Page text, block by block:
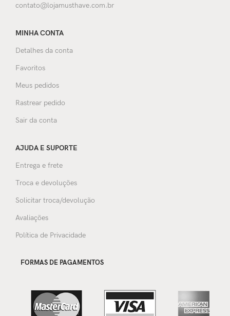
contato@lojamusthave.com.br
MINHA CONTA
Detalhes da conta
Favoritos
Meus pedidos
Rastrear pedido
Sair da conta
AJUDA E SUPORTE
Entrega e frete
Troca e devoluções
Solicitar troca/devolução
Avaliações
Política de Privacidade
FORMAS DE PAGAMENTOS